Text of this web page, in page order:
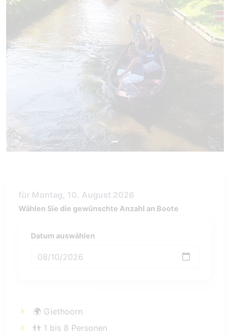
für Montag, 10. August 2026
Wählen Sie die gewünschte Anzahl an Boote
Datum auswählen
🌍 Giethoorn
👬 1 bis 8 Personen